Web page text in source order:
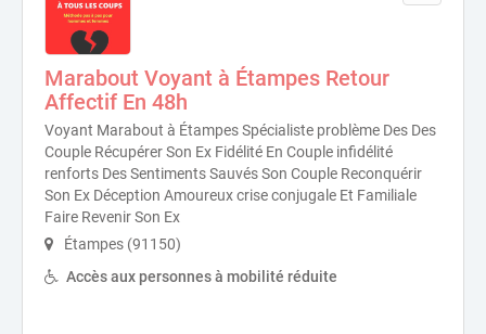
Marabout Voyant à Étampes Retour
Affectif En 48h
Voyant Marabout à Étampes Spécialiste problème Des Des
Couple Récupérer Son Ex Fidélité En Couple infidélité
renforts Des Sentiments Sauvés Son Couple Reconquérir
Son Ex Déception Amoureux crise conjugale Et Familiale
Faire Revenir Son Ex
Étampes (91150)
Accès aux personnes à mobilité réduite